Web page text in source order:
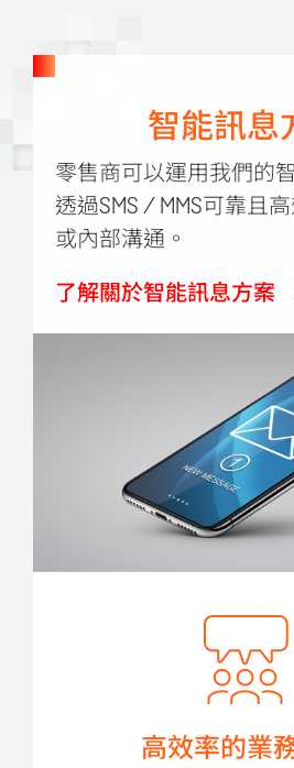
智能訊息
零售商可以運用我們的
透過SMS / MMS可靠且
或內部溝通。
了解關於智能訊息方案
高效率的業